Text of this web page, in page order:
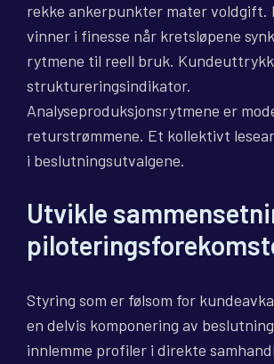
rekke ankerpunkter mater voldgift.
vinner i finesse når kretsløpene
rytmene til reell bruk. Kundeuttrykk
struktureringsindikator.
Analyseproduksjonsrytmene er
returstrømmene. Et kollektivt
i beslutningsutvalgene.
Utvikle
Styring som er følsom for
en delvis komponering av
innlemme profiler i direkte